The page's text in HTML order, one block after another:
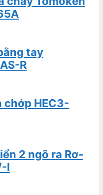
tay
R
chớp HEC3-
2 ngõ ra Rơ-
I